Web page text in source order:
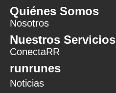
Quiénes Somos
Nosotros
Nuestros Servicios
ConectaRR
runrunes
Noticias